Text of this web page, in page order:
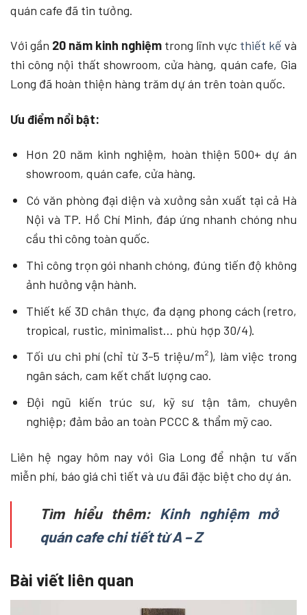
quán cafe đã tin tưởng.
Với gần 20 năm kinh nghiệm trong lĩnh vực thiết kế và
thi công nội thất showroom, cửa hàng, quán cafe, Gia
Long đã hoàn thiện hàng trăm dự án trên toàn quốc.
Ưu điểm nổi bật:
Hơn 20 năm kinh nghiệm, hoàn thiện 500+ dự án
showroom, quán cafe, cửa hàng.
Có văn phòng đại diện và xưởng sản xuất tại cả Hà
Nội và TP. Hồ Chí Minh, đáp ứng nhanh chóng nhu
cầu thi công toàn quốc.
Thi công trọn gói nhanh chóng, đúng tiến độ không
ảnh hưởng vận hành.
Thiết kế 3D chân thực, đa dạng phong cách (retro,
tropical, rustic, minimalist… phù hợp 30/4).
Tối ưu chi phí (chỉ từ 3-5 triệu/m²), làm việc trong
ngân sách, cam kết chất lượng cao.
Đội ngũ kiến trúc sư, kỹ sư tận tâm, chuyên
nghiệp; đảm bảo an toàn PCCC & thẩm mỹ cao.
Liên hệ ngay hôm nay với Gia Long để nhận tư vấn
miễn phí, báo giá chi tiết và ưu đãi đặc biệt cho dự án.
Tìm hiểu thêm: Kinh nghiệm mở
quán cafe chi tiết từ A – Z
Bài viết liên quan